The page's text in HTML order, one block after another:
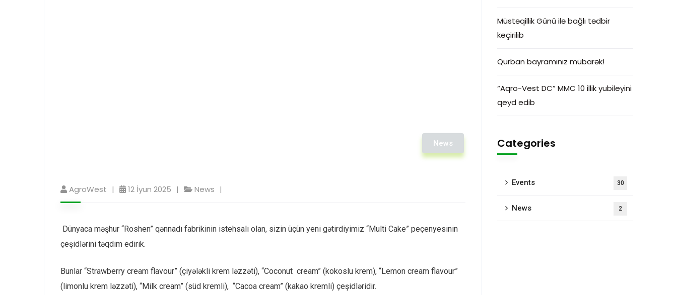
News
AgroWest 12 İyun 2025 News
Dünyaca məşhur “Roshen” qənnadı fabrikinin istehsalı olan, sizin üçün yeni gətirdiyimiz “Multi Cake” peçenyesinin
çeşidlərini təqdim edirik.
Bunlar “Strawberry cream flavour” (çiyələkli krem ​​ləzzəti), “Coconut cream” (kokoslu krem), “Lemon cream flavour”
(limonlu krem ləzzəti), “Milk cream” (süd kremli), “Cacoa cream” (kakao kremli) çeşidləridir.
Müstəqillik Günü ilə bağlı tədbir
keçirilib
Qurban bayramınız mübarək!
“Aqro-Vest DC” MMC 10 illik yubileyini
qeyd edib
Categories
Events 30
News 2